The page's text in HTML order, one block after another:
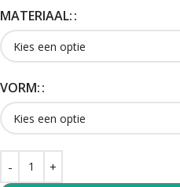
MATERIAAL:
VORM: